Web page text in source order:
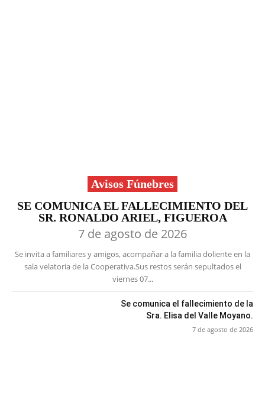
Avisos Fúnebres
SE COMUNICA EL FALLECIMIENTO DEL
SR. RONALDO ARIEL, FIGUEROA
7 de agosto de 2026
Se invita a familiares y amigos, acompañar a la familia doliente en la
sala velatoria de la Cooperativa.Sus restos serán sepultados el
viernes 07...
Se comunica el fallecimiento de la
Sra. Elisa del Valle Moyano.
7 de agosto de 2026